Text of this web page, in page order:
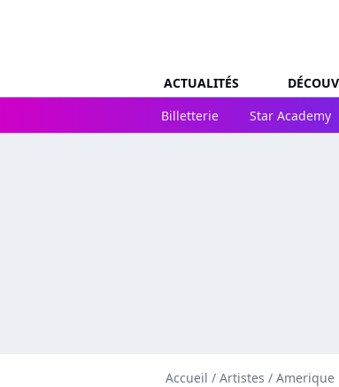
ACTUALITÉS
Billetterie
Star Academy
Accueil / Artistes / Amerique